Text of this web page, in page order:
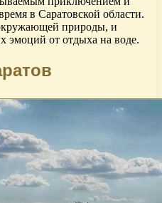
в Саратовской области.
природы, и
эмоций от отдыха на воде.